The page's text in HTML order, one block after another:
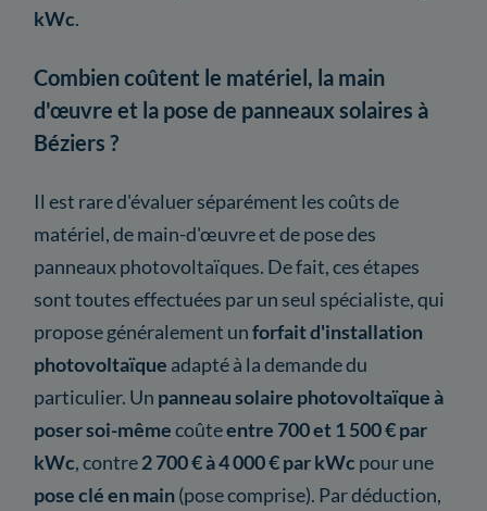
kWc.
Combien coûtent le matériel, la main
d'œuvre et la pose de panneaux solaires à
Béziers ?
Il est rare d'évaluer séparément les coûts de
matériel, de main-d'œuvre et de pose des
panneaux photovoltaïques. De fait, ces étapes
sont toutes effectuées par un seul spécialiste, qui
propose généralement unforfait d'installation
photovoltaïque adapté à la demande du
particulier. Un panneau solaire photovoltaïque à
poser soi-mêmecoûteentre 700 et 1 500 € par
kWc, contre2 700 € à 4 000 € par kWc pour une
pose clé en main(pose comprise). Par déduction,